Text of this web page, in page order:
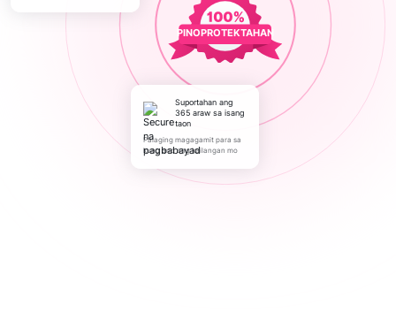
PINOPROTEKTAHAN
Suportahan ang
365 araw sa isang
taon
Palaging magagamit para sa
kung ano ang kailangan mo